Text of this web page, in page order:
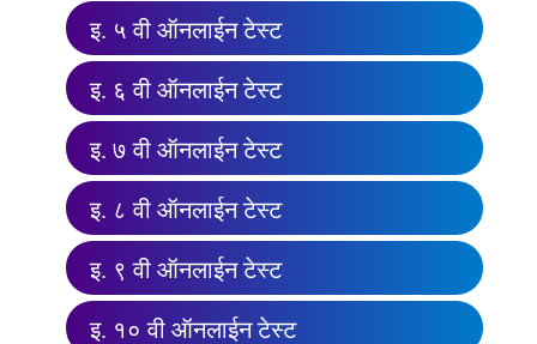
इ. ५ वी ऑनलाईन टेस्ट
इ. ६ वी ऑनलाईन टेस्ट
इ. ७ वी ऑनलाईन टेस्ट
इ. ८ वी ऑनलाईन टेस्ट
इ. ९ वी ऑनलाईन टेस्ट
इ. १० वी ऑनलाईन टेस्ट